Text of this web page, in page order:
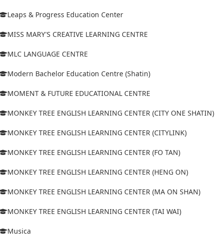
Leaps & Progress Education Center
MISS MARY'S CREATIVE LEARNING CENTRE
MLC LANGUAGE CENTRE
Modern Bachelor Education Centre (Shatin)
MOMENT & FUTURE EDUCATIONAL CENTRE
MONKEY TREE ENGLISH LEARNING CENTER (CITY ONE SHATIN)
MONKEY TREE ENGLISH LEARNING CENTER (CITYLINK)
MONKEY TREE ENGLISH LEARNING CENTER (FO TAN)
MONKEY TREE ENGLISH LEARNING CENTER (HENG ON)
MONKEY TREE ENGLISH LEARNING CENTER (MA ON SHAN)
MONKEY TREE ENGLISH LEARNING CENTER (TAI WAI)
Musica